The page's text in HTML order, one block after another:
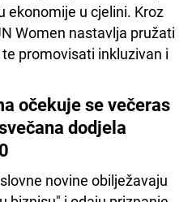
ekonomije u cjelini. Kroz
Women nastavlja pružati
promovisati inkluzivan i
očekuje se večeras
dodjela
novine obilježavaju